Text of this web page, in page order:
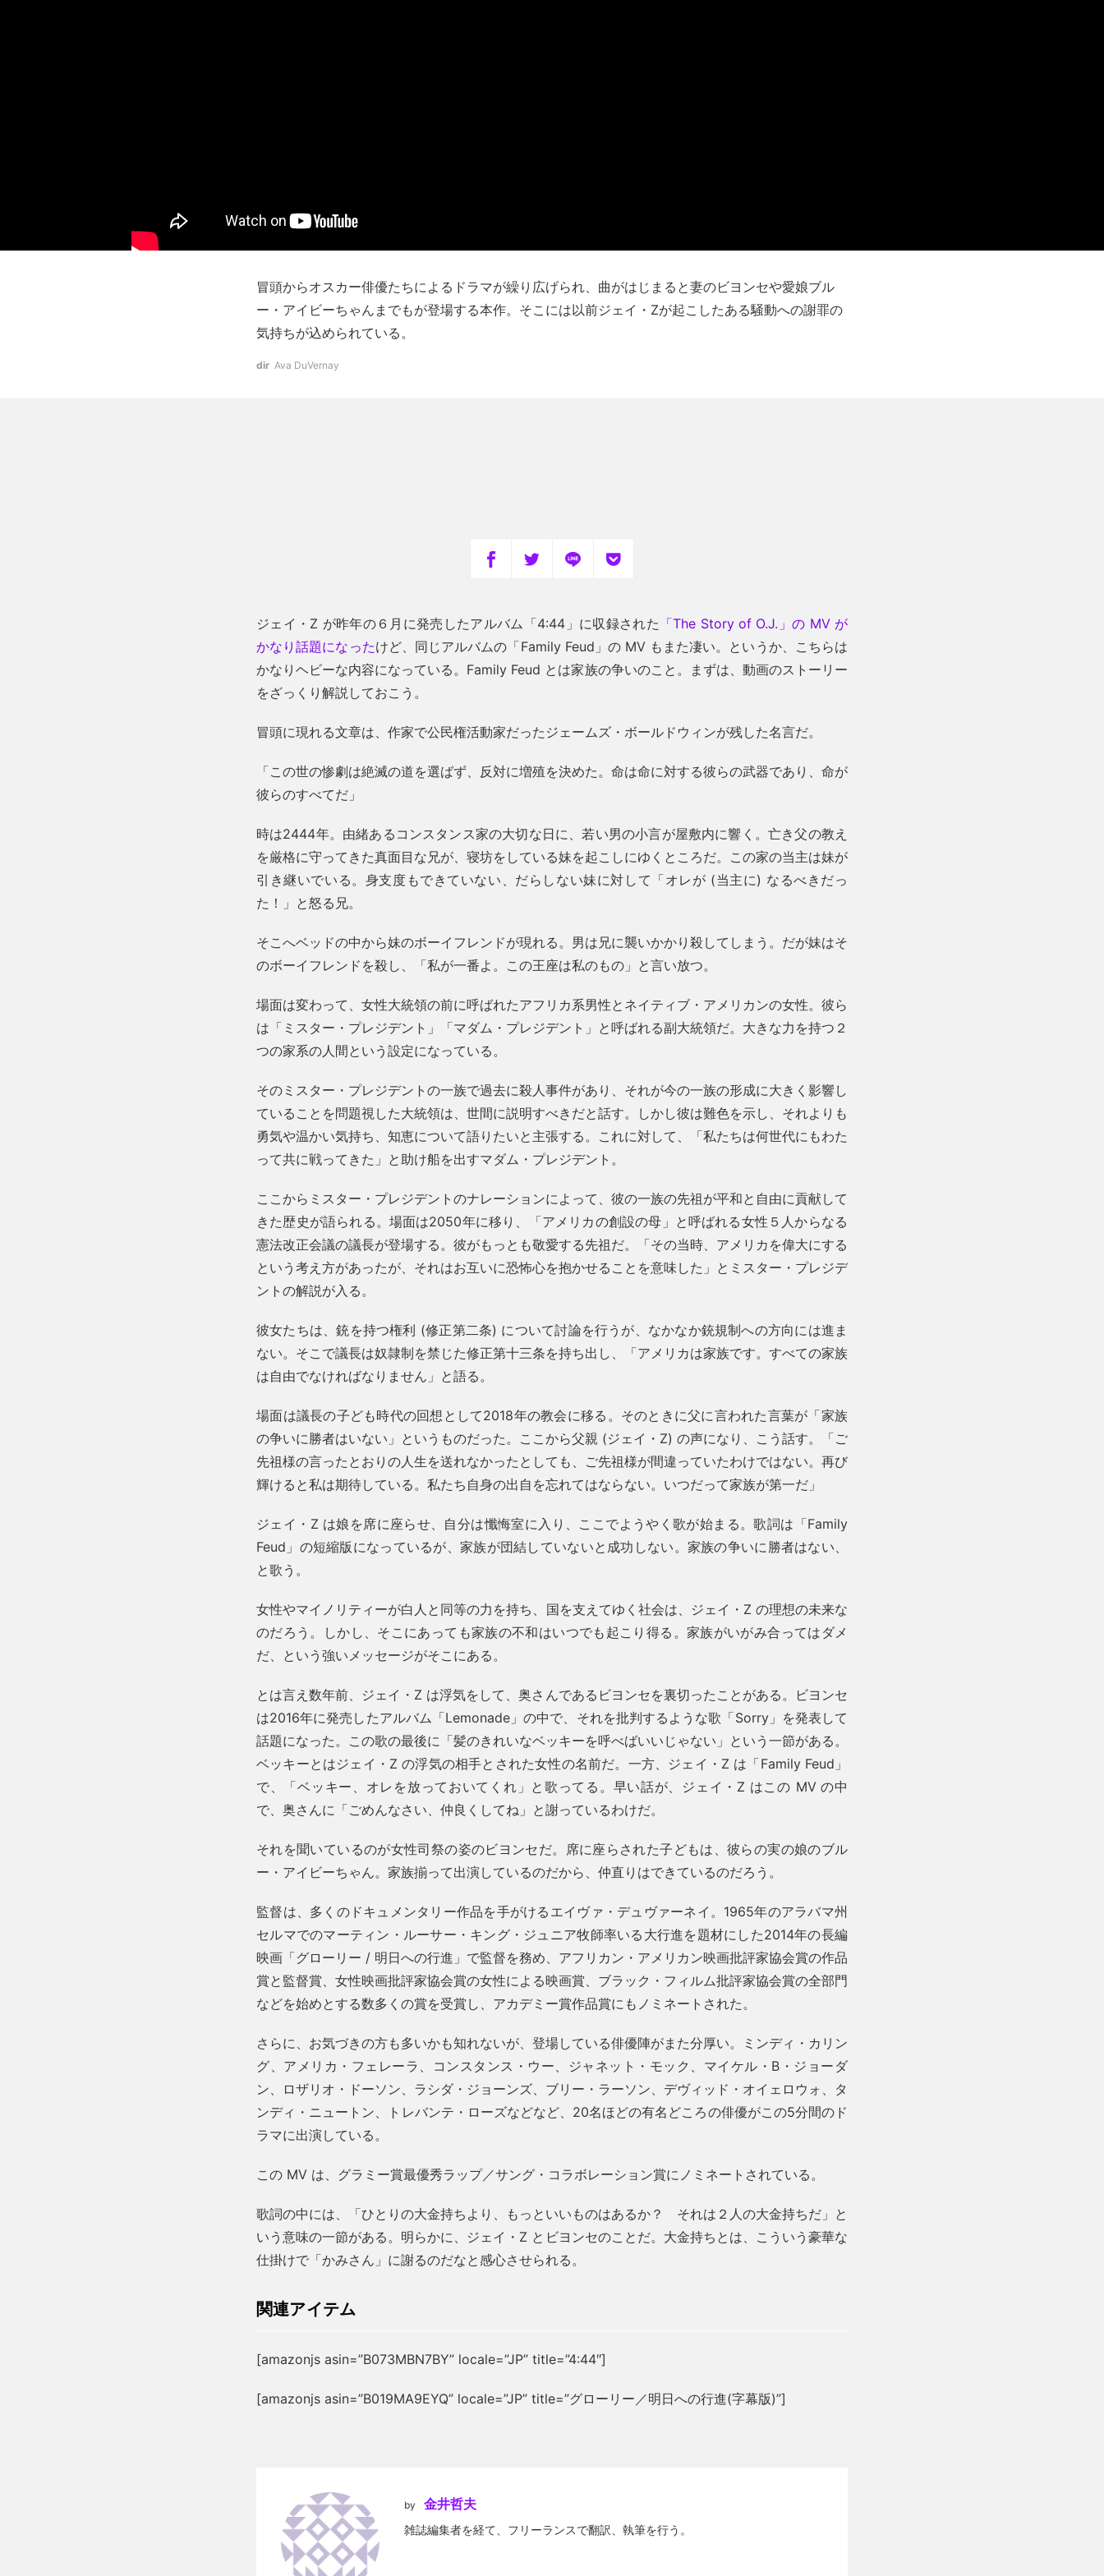
冒頭からオスカー俳優たちによるドラマが繰り広げられ、曲がはじまると妻のビヨンセや愛娘ブル
ー・アイビーちゃんまでもが登場する本作。そこには以前ジェイ・Zが起こしたある騒動への謝罪の
気持ちが込められている。
dir Ava DuVernay
ジェイ・Z が昨年の６月に発売したアルバム「4:44」に収録された 「The Story of O.J.」の MV が
かなり話題になったけど、同じアルバムの「Family Feud」の MV もまた凄い。というか、こちらは
かなりヘビーな内容になっている。Family Feud とは家族の争いのこと。まずは、動画のストーリー
をざっくり解説しておこう。
冒頭に現れる文章は、作家で公民権活動家だったジェームズ・ボールドウィンが残した名言だ。
「この世の惨劇は絶滅の道を選ばず、反対に増殖を決めた。命は命に対する彼らの武器であり、命が
彼らのすべてだ」
時は2444年。由緒あるコンスタンス家の大切な日に、若い男の小言が屋敷内に響く。亡き父の教え
を厳格に守ってきた真面目な兄が、寝坊をしている妹を起こしにゆくところだ。この家の当主は妹が
引き継いでいる。身支度もできていない、だらしない妹に対して「オレが (当主に) なるべきだっ
た！」と怒る兄。
そこへベッドの中から妹のボーイフレンドが現れる。男は兄に襲いかかり殺してしまう。だが妹はそ
のボーイフレンドを殺し、「私が一番よ。この王座は私のもの」と言い放つ。
場面は変わって、女性大統領の前に呼ばれたアフリカ系男性とネイティブ・アメリカンの女性。彼ら
は「ミスター・プレジデント」「マダム・プレジデント」と呼ばれる副大統領だ。大きな力を持つ２
つの家系の人間という設定になっている。
そのミスター・プレジデントの一族で過去に殺人事件があり、それが今の一族の形成に大きく影響し
ていることを問題視した大統領は、世間に説明すべきだと話す。しかし彼は難色を示し、それよりも
勇気や温かい気持ち、知恵について語りたいと主張する。これに対して、「私たちは何世代にもわた
って共に戦ってきた」と助け船を出すマダム・プレジデント。
ここからミスター・プレジデントのナレーションによって、彼の一族の先祖が平和と自由に貢献して
きた歴史が語られる。場面は2050年に移り、「アメリカの創設の母」と呼ばれる女性５人からなる
憲法改正会議の議長が登場する。彼がもっとも敬愛する先祖だ。「その当時、アメリカを偉大にする
という考え方があったが、それはお互いに恐怖心を抱かせることを意味した」とミスター・プレジデ
ントの解説が入る。
彼女たちは、銃を持つ権利 (修正第二条) について討論を行うが、なかなか銃規制への方向には進ま
ない。そこで議長は奴隷制を禁じた修正第十三条を持ち出し、「アメリカは家族です。すべての家族
は自由でなければなりません」と語る。
場面は議長の子ども時代の回想として2018年の教会に移る。そのときに父に言われた言葉が「家族
の争いに勝者はいない」というものだった。ここから父親 (ジェイ・Z) の声になり、こう話す。「ご
先祖様の言ったとおりの人生を送れなかったとしても、ご先祖様が間違っていたわけではない。再び
輝けると私は期待している。私たち自身の出自を忘れてはならない。いつだって家族が第一だ」
ジェイ・Z は娘を席に座らせ、自分は懺悔室に入り、ここでようやく歌が始まる。歌詞は「Family
Feud」の短縮版になっているが、家族が団結していないと成功しない。家族の争いに勝者はない、
と歌う。
女性やマイノリティーが白人と同等の力を持ち、国を支えてゆく社会は、ジェイ・Z の理想の未来な
のだろう。しかし、そこにあっても家族の不和はいつでも起こり得る。家族がいがみ合ってはダメ
だ、という強いメッセージがそこにある。
とは言え数年前、ジェイ・Z は浮気をして、奥さんであるビヨンセを裏切ったことがある。ビヨンセ
は2016年に発売したアルバム「Lemonade」の中で、それを批判するような歌「Sorry」を発表して
話題になった。この歌の最後に「髪のきれいなベッキーを呼べばいいじゃない」という一節がある。
ベッキーとはジェイ・Z の浮気の相手とされた女性の名前だ。一方、ジェイ・Z は「Family Feud」
で、「ベッキー、オレを放っておいてくれ」と歌ってる。早い話が、ジェイ・Z はこの MV の中
で、奥さんに「ごめんなさい、仲良くしてね」と謝っているわけだ。
それを聞いているのが女性司祭の姿のビヨンセだ。席に座らされた子どもは、彼らの実の娘のブル
ー・アイビーちゃん。家族揃って出演しているのだから、仲直りはできているのだろう。
監督は、多くのドキュメンタリー作品を手がけるエイヴァ・デュヴァーネイ。1965年のアラバマ州
セルマでのマーティン・ルーサー・キング・ジュニア牧師率いる大行進を題材にした2014年の長編
映画「グローリー / 明日への行進」で監督を務め、アフリカン・アメリカン映画批評家協会賞の作品
賞と監督賞、女性映画批評家協会賞の女性による映画賞、ブラック・フィルム批評家協会賞の全部門
などを始めとする数多くの賞を受賞し、アカデミー賞作品賞にもノミネートされた。
さらに、お気づきの方も多いかも知れないが、登場している俳優陣がまた分厚い。ミンディ・カリン
グ、アメリカ・フェレーラ、コンスタンス・ウー、ジャネット・モック、マイケル・B・ジョーダ
ン、ロザリオ・ドーソン、ラシダ・ジョーンズ、ブリー・ラーソン、デヴィッド・オイェロウォ、タ
ンディ・ニュートン、トレバンテ・ローズなどなど、20名ほどの有名どころの俳優がこの5分間のド
ラマに出演している。
この MV は、グラミー賞最優秀ラップ／サング・コラボレーション賞にノミネートされている。
歌詞の中には、「ひとりの大金持ちより、もっといいものはあるか？ それは２人の大金持ちだ」と
いう意味の一節がある。明らかに、ジェイ・Z とビヨンセのことだ。大金持ちとは、こういう豪華な
仕掛けで「かみさん」に謝るのだなと感心させられる。
関連アイテム
[amazonjs asin=”B073MBN7BY” locale=”JP” title=”4:44″]
[amazonjs asin=”B019MA9EYQ” locale=”JP” title=”グローリー／明日への行進(字幕版)”]
by 金井哲夫
雑誌編集者を経て、フリーランスで翻訳、執筆を行う。